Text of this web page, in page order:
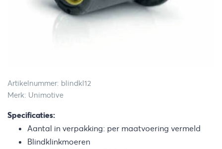
Artikelnummer: blindkl12
Merk: Unimotive
Specificaties:
Aantal in verpakking: per maatvoering vermeld
Blindklinkmoeren